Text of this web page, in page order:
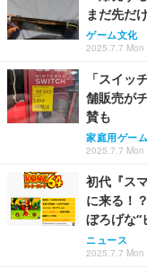
まだ先だ
ゲーム文化
2025.7.7 Mon
「スイッ
舗販売が
賛も
家庭用ゲーム
2025.7.7 Mon
初代『ス
に来る！
ぼろげな“
ニュース
2025.7.7 Mon